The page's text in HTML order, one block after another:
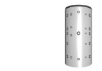
900